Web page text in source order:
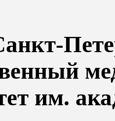
им.